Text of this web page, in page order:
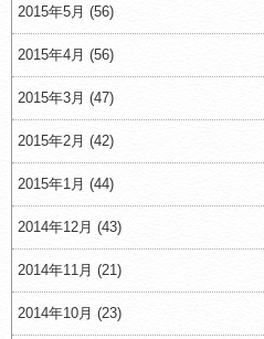
2015年5月 (56)
2015年4月 (56)
2015年3月 (47)
2015年2月 (42)
2015年1月 (44)
2014年12月 (43)
2014年11月 (21)
2014年10月 (23)